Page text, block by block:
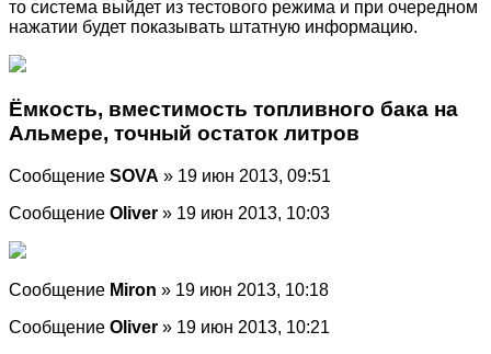
то система выйдет из тестового режима и при очередном
нажатии будет показывать штатную информацию.
Ёмкость, вместимость топливного бака на
Альмере, точный остаток литров
Сообщение SOVA » 19 июн 2013, 09:51
Сообщение Oliver » 19 июн 2013, 10:03
Сообщение Miron » 19 июн 2013, 10:18
Сообщение Oliver » 19 июн 2013, 10:21